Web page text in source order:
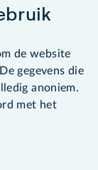
de website
gegevens die
anoniem.
met het